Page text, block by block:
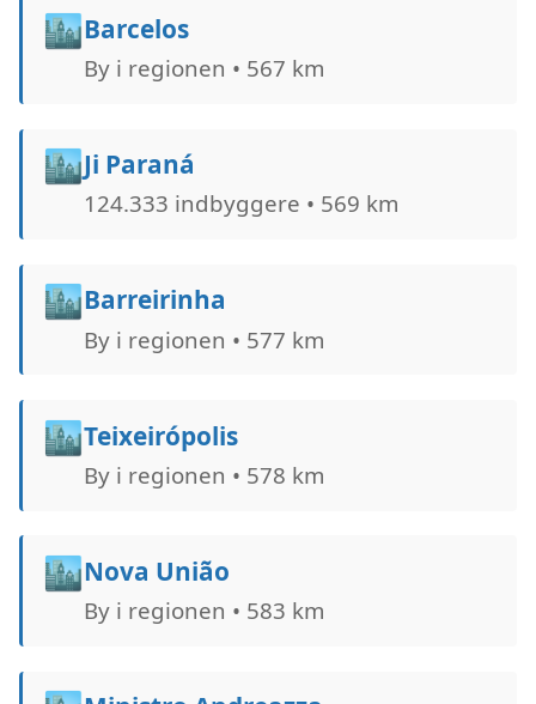
🏙️Barcelos
By i regionen • 567 km
🏙️Ji Paraná
124.333 indbyggere • 569 km
🏙️Barreirinha
By i regionen • 577 km
🏙️Teixeirópolis
By i regionen • 578 km
🏙️Nova União
By i regionen • 583 km